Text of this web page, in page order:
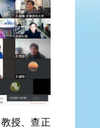
授、查正